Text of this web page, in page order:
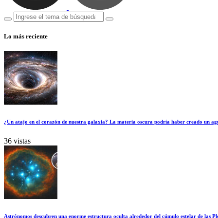
Lo más reciente
¿Un atajo en el corazón de nuestra galaxia? La materia oscura podría haber creado un
36 vistas
Astrónomos descubren una enorme estructura oculta alrededor del cúmulo estelar de las